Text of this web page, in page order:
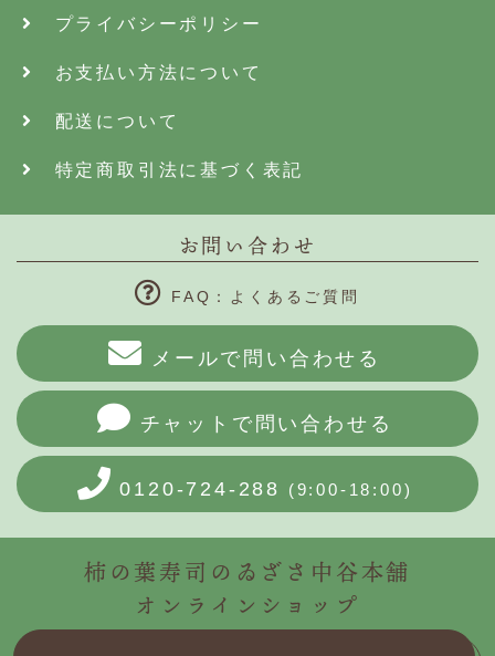
プライバシーポリシー
お支払い方法について
配送について
特定商取引法に基づく表記
お問い合わせ
FAQ：よくあるご質問
メールで問い合わせる
チャットで問い合わせる
0120-724-288 (9:00-18:00)
柿の葉寿司のゐざさ中谷本舗
オンラインショップ